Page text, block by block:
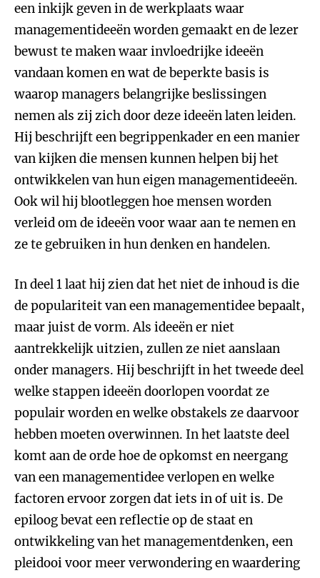
een inkijk geven in de werkplaats waar
managementideeën worden gemaakt en de lezer
bewust te maken waar invloedrijke ideeën
vandaan komen en wat de beperkte basis is
waarop managers belangrijke beslissingen
nemen als zij zich door deze ideeën laten leiden.
Hij beschrijft een begrippenkader en een manier
van kijken die mensen kunnen helpen bij het
ontwikkelen van hun eigen managementideeën.
Ook wil hij blootleggen hoe mensen worden
verleid om de ideeën voor waar aan te nemen en
ze te gebruiken in hun denken en handelen.
In deel 1 laat hij zien dat het niet de inhoud is die
de populariteit van een managementidee bepaalt,
maar juist de vorm. Als ideeën er niet
aantrekkelijk uitzien, zullen ze niet aanslaan
onder managers. Hij beschrijft in het tweede deel
welke stappen ideeën doorlopen voordat ze
populair worden en welke obstakels ze daarvoor
hebben moeten overwinnen. In het laatste deel
komt aan de orde hoe de opkomst en neergang
van een managementidee verlopen en welke
factoren ervoor zorgen dat iets in of uit is. De
epiloog bevat een reflectie op de staat en
ontwikkeling van het managementdenken, een
pleidooi voor meer verwondering en waardering